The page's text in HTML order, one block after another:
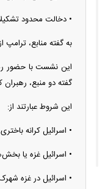
• دخالت محدود
به گفته منابع،
این نشست با حضور
گفته دو منبع،
این شروط عبارتند از:
• اسرائیل کرانه
• اسرائیل غزه یا
• اسرائیل در غزه